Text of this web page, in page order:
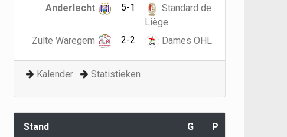
Anderlecht 5-1
Standard de
Liège
Zulte Waregem
2-2 Dames OHL
Kalender Statistieken
Stand G P